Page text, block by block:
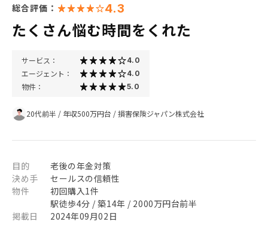
総合評価： 4.3
たくさん悩む時間をくれた
サービス： 4.0
エージェント： 4.0
物件： 5.0
20代前半 / 年収500万円台 /損害保険ジャパン株式会社
目的
老後の年金対策
決め手
セールスの信頼性
物件
初回購入1件
駅徒歩4分 / 築14年 / 2000万円台前半
掲載日
2024年09月02日